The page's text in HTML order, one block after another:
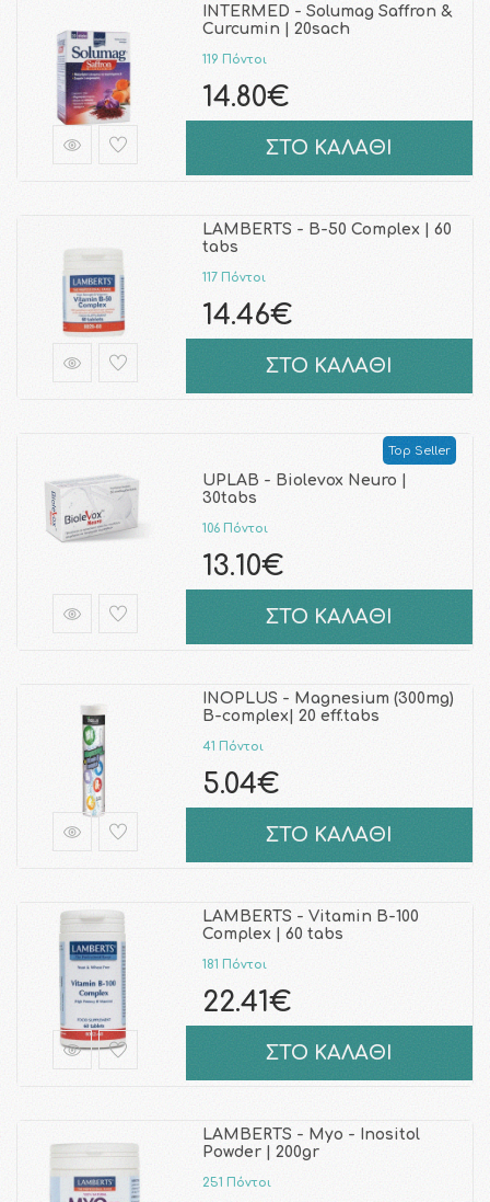
INTERMED - Solumag Saffron &
Curcumin | 20sach
119 Πόντοι
14.80€
ΣΤΟ ΚΑΛΑΘΙ
LAMBERTS - B-50 Complex | 60
tabs
117 Πόντοι
14.46€
ΣΤΟ ΚΑΛΑΘΙ
Top Seller
UPLAB - Biolevox Neuro |
30tabs
106 Πόντοι
13.10€
ΣΤΟ ΚΑΛΑΘΙ
INOPLUS - Magnesium (300mg)
B-complex| 20 eff.tabs
41 Πόντοι
5.04€
ΣΤΟ ΚΑΛΑΘΙ
LAMBERTS - Vitamin B-100
Complex | 60 tabs
181 Πόντοι
22.41€
ΣΤΟ ΚΑΛΑΘΙ
LAMBERTS - Myo - Inositol
Powder | 200gr
251 Πόντοι